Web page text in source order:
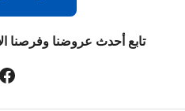
تابع أحدث عروضنا وفرصنا